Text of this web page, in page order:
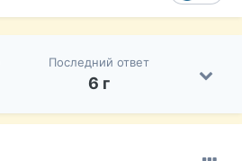
Последний ответ
6 г